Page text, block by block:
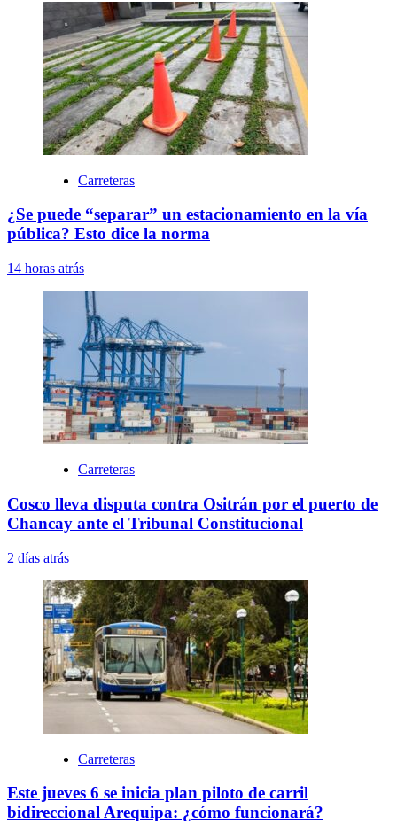
Carreteras
¿Se puede “separar” un estacionamiento en la vía
pública? Esto dice la norma
14 horas atrás
Carreteras
Cosco lleva disputa contra Ositrán por el puerto de
Chancay ante el Tribunal Constitucional
2 días atrás
Carreteras
Este jueves 6 se inicia plan piloto de carril
bidireccional Arequipa: ¿cómo funcionará?